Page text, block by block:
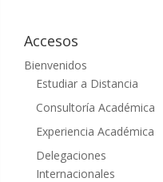
Accesos
Bienvenidos
Estudiar a Distancia
Consultoría Académica
Experiencia Académica
Delegaciones
Internacionales